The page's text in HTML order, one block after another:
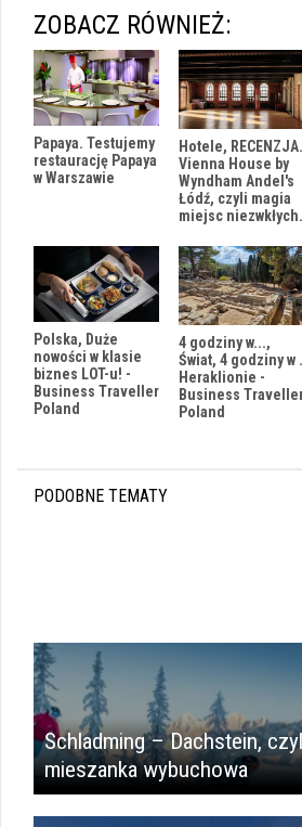
ZOBACZ RÓWNIEŻ:
Papaya. Testujemy
restaurację Papaya
w Warszawie
Hotele, RECENZJA.
Vienna House by
Wyndham Andel's
Łódź, czyli magia
miejsc
Polska, Duże
nowości w klasie
biznes LOT-u! -
Business Traveller
Poland
4 godziny w...,
Świat, 4 godziny w
Heraklionie -
Business
Poland
PODOBNE TEMATY
Schladming – Dachstein,
mieszanka wybuchowa